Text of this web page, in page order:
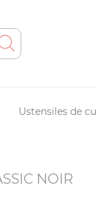
Ustensiles de
NOIR